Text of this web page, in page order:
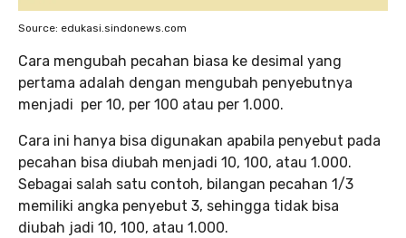
Source: edukasi.sindonews.com
Cara mengubah pecahan biasa ke desimal yang
pertama adalah dengan mengubah penyebutnya
menjadi per 10, per 100 atau per 1.000.
Cara ini hanya bisa digunakan apabila penyebut pada
pecahan bisa diubah menjadi 10, 100, atau 1.000.
Sebagai salah satu contoh, bilangan pecahan 1/3
memiliki angka penyebut 3, sehingga tidak bisa
diubah jadi 10, 100, atau 1.000.